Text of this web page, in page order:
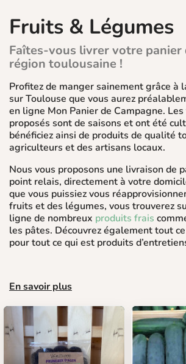
Fruits & Légumes
Faîtes-vous livrer votre
région toulousaine !
Profitez de manger sainement grâce à
sur Toulouse que vous aurez
en ligne Mon Panier de Campagne.
proposés sont de saisons et ont été
bénéficiez ainsi de produits de qualité
agriculteurs et des artisans locaux.
Nous vous proposons une livraison de
point relais, directement à votre
que vous puissiez vous
fruits et des légumes, vous trouverez
ligne de nombreux produits frais
les pâtes. Découvrez également tout
pour tout ce qui est produits
En savoir plus